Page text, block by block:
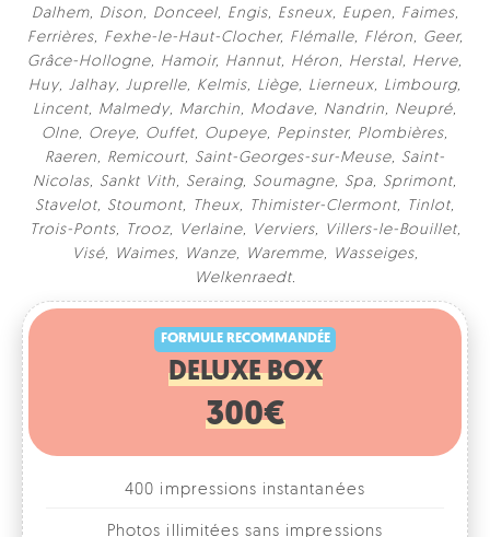
Dalhem, Dison, Donceel, Engis, Esneux, Eupen, Faimes,
Ferrières, Fexhe-le-Haut-Clocher, Flémalle, Fléron, Geer,
Grâce-Hollogne, Hamoir, Hannut, Héron, Herstal, Herve,
Huy, Jalhay, Juprelle, Kelmis, Liège, Lierneux, Limbourg,
Lincent, Malmedy, Marchin, Modave, Nandrin, Neupré,
Olne, Oreye, Ouffet, Oupeye, Pepinster, Plombières,
Raeren, Remicourt, Saint-Georges-sur-Meuse, Saint-
Nicolas, Sankt Vith, Seraing, Soumagne, Spa, Sprimont,
Stavelot, Stoumont, Theux, Thimister-Clermont, Tinlot,
Trois-Ponts, Trooz, Verlaine, Verviers, Villers-le-Bouillet,
Visé, Waimes, Wanze, Waremme, Wasseiges,
Welkenraedt.
FORMULE RECOMMANDÉE
300€
400 impressions instantanées
Personnalisation du décor des impressions
Personnalisation de l'écran de veille